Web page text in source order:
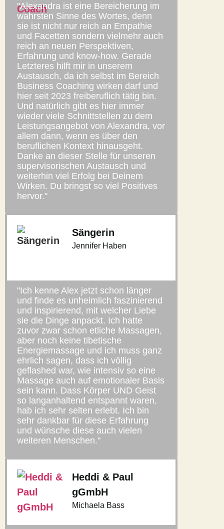
"Alexandra ist eine Bereicherung im
wahrsten Sinne des Wortes, denn
sie ist nicht nur reich an Empathie
und Facetten sondern vielmehr auch
reich an neuen Perspektiven,
Erfahrung und know-how. Gerade
Letzteres hilft mir in unserem
Austausch, da ich selbst im Bereich
Business Coaching wirken darf und
hier seit 2023 freiberuflich tätig bin.
Und natürlich gibt es hier immer
wieder viele Schnittstellen zu dem
Leistungsangebot von Alexandra, vor
allem dann, wenn es über den
beruflichen Kontext hinausgeht.
Danke an dieser Stelle für unseren
supervisorischen Austausch und
weiterhin viel Erfolg bei Deinem
Wirken. Du bringst so viel Positives
hervor."
Sängerin
Jennifer Haben
"Ich kenne Alex jetzt schon länger
und finde es unheimlich faszinierend
und inspirierend, mit welcher Liebe
sie die Dinge anpackt. Ich hatte
zuvor zwar schon etliche Massagen,
aber noch keine tibetische
Energiemassage und ich muss ganz
ehrlich sagen, dass ich völlig
geflashed war, wie intensiv so eine
Massage auch auf emotionaler Basis
sein kann. Dass Körper UND Geist
so langanhaltend entspannt waren,
hab ich sehr selten erlebt. Ich bin
sehr dankbar für diese Erfahrung
und wünsche diese auch vielen
weiteren Menschen."
Heddi & Paul
gGmbH
Michaela Bass